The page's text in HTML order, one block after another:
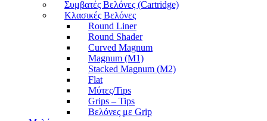
Συμβατές Βελόνες (Cartridge)
Κλασικές Βελόνες
Round Liner
Round Shader
Curved Magnum
Magnum (M1)
Stacked Magnum (M2)
Flat
Μύτες/Tips
Grips – Tips
Βελόνες με Grip